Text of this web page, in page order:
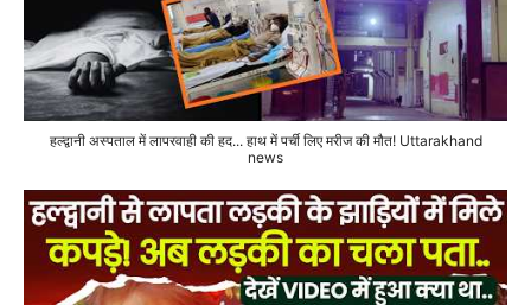
हल्द्वानी अस्पताल में लापरवाही की हद... हाथ में पर्ची लिए मरीज की मौत! Uttarakhand
news